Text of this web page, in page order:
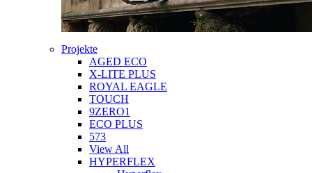
Projekte
AGED ECO
X-LITE PLUS
ROYAL EAGLE
TOUCH
9ZERO1
ECO PLUS
573
View All
HYPERFLEX